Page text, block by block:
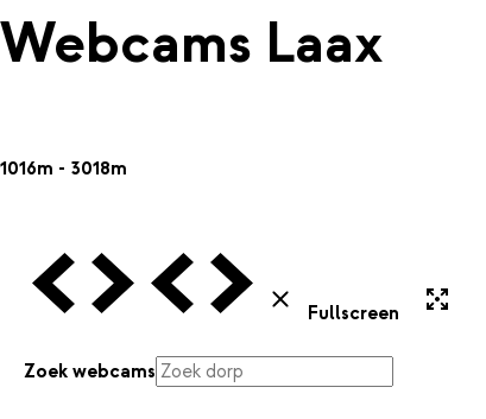
Webcams Laax
1016m - 3018m
Vorige Webcam
Volgende Webcam
Vorige Webcam
Volgende Webcam
Sluiten
Fullscreen
Zoek webcams